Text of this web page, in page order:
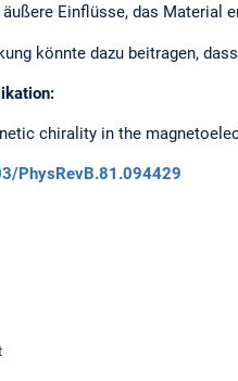
Einflüsse, das Material
könnte dazu beitragen,
chirality in the
PhysRevB.81.094429